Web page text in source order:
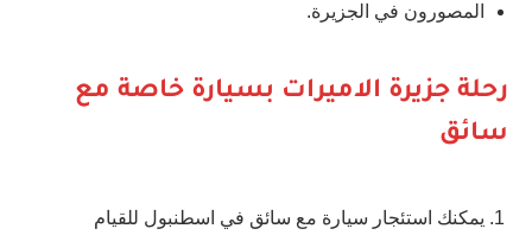
المصورون في الجزيرة.
رحلة جزيرة الاميرات بسيارة خاصة مع
سائق
يمكنك استئجار سيارة مع سائق في اسطنبول للقيام